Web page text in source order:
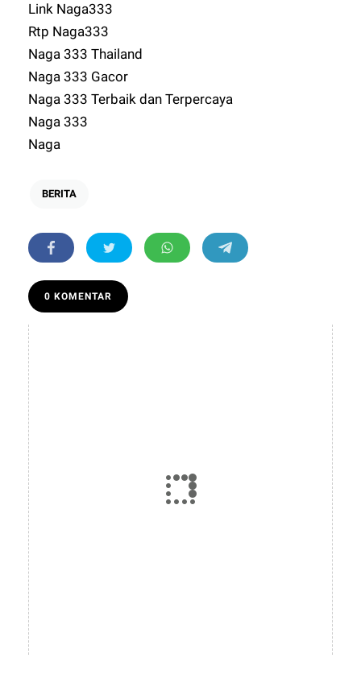
Link Naga333
Rtp Naga333
Naga 333 Thailand
Naga 333 Gacor
Naga 333 Terbaik dan Terpercaya
Naga 333
Naga
BERITA
0 KOMENTAR